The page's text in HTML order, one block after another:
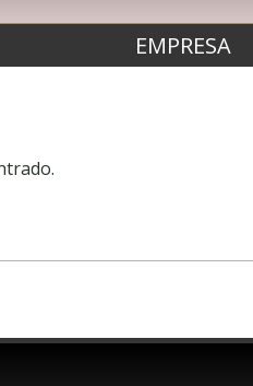
EMPRESA